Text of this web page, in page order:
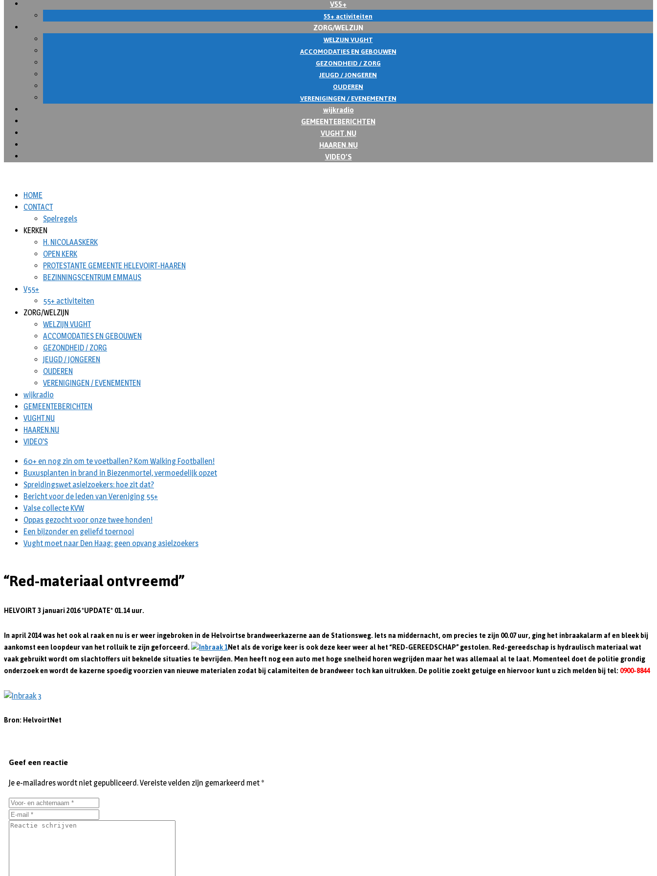
V55+
55+ activiteiten
ZORG/WELZIJN
WELZIJN VUGHT
ACCOMODATIES EN GEBOUWEN
GEZONDHEID / ZORG
JEUGD / JONGEREN
OUDEREN
VERENIGINGEN / EVENEMENTEN
wijkradio
GEMEENTEBERICHTEN
VUGHT.NU
HAAREN.NU
VIDEO’S
HOME
CONTACT
Spelregels
KERKEN
H. NICOLAASKERK
OPEN KERK
PROTESTANTE GEMEENTE HELEVOIRT-HAAREN
BEZINNINGSCENTRUM EMMAUS
V55+
55+ activiteiten
ZORG/WELZIJN
WELZIJN VUGHT
ACCOMODATIES EN GEBOUWEN
GEZONDHEID / ZORG
JEUGD / JONGEREN
OUDEREN
VERENIGINGEN / EVENEMENTEN
wijkradio
GEMEENTEBERICHTEN
VUGHT.NU
HAAREN.NU
VIDEO’S
60+ en nog zin om te voetballen? Kom Walking Footballen!
Buxusplanten in brand in Biezenmortel, vermoedelijk opzet
Spreidingswet asielzoekers: hoe zit dat?
Bericht voor de leden van Vereniging 55+
Valse collecte KVW
Oppas gezocht voor onze twee honden!
Een bijzonder en geliefd toernooi
Vught moet naar Den Haag: geen opvang asielzoekers
“Red-materiaal ontvreemd”
HELVOIRT 3 januari 2016 *UPDATE* 01.14 uur.
In april 2014 was het ook al raak en nu is er weer ingebroken in de Helvoirtse brandweerkazerne aan de Stationsweg. Iets na middernacht, om precies te zijn 00.07 uur, ging het inbraakalarm af en bleek bij
aankomst een loopdeur van het rolluik te zijn geforceerd.
Net als de vorige keer is ook deze keer weer al het “RED-GEREEDSCHAP” gestolen. Red-gereedschap is hydraulisch materiaal wat
vaak gebruikt wordt om slachtoffers uit beknelde situaties te bevrijden. Men heeft nog een auto met hoge snelheid horen wegrijden maar het was allemaal al te laat. Momenteel doet de politie grondig
onderzoek en wordt de kazerne spoedig voorzien van nieuwe materialen zodat bij calamiteiten de brandweer toch kan uitrukken. De politie zoekt getuige en hiervoor kunt u zich melden bij tel:0900-8844
Bron: HelvoirtNet
Geef een reactie
Je e-mailadres wordt niet gepubliceerd.Vereiste velden zijn gemarkeerd met *